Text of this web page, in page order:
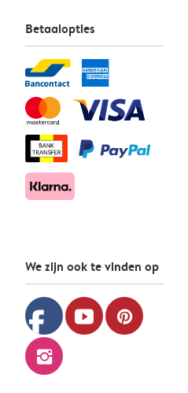
Betaalopties
We zijn ook te vinden op
facebook youtube pinterest
instagram